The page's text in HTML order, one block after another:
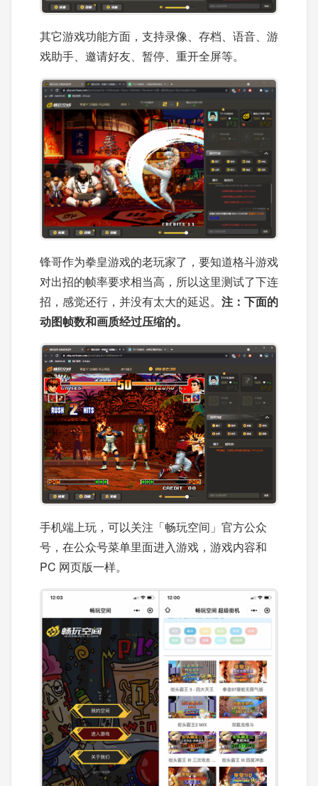
其它游戏功能方面，支持录像、存档、语音、游
戏助手、邀请好友、暂停、重开全屏等。
锋哥作为拳皇游戏的老玩家了，要知道格斗游戏
对出招的帧率要求相当高，所以这里测试了下连
招，感觉还行，并没有太大的延迟。 注：下面的
动图帧数和画质经过压缩的。
手机端上玩，可以关注「畅玩空间」官方公众
号，在公众号菜单里面进入游戏，游戏内容和
PC 网页版一样。